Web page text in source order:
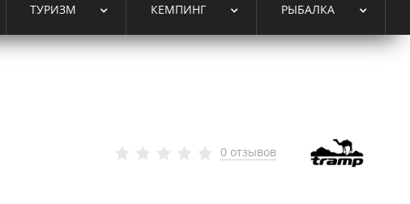
ТУРИЗМ КЕМПИНГ РЫБАЛКА
0 отзывов